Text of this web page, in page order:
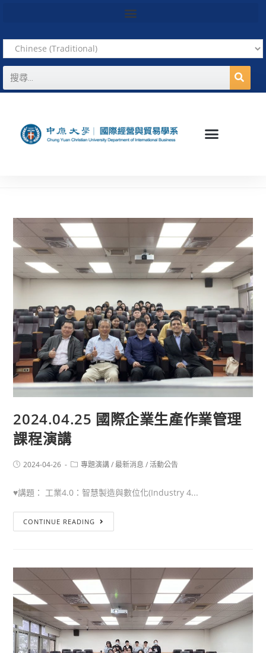
2024.04.25 國際企業生產作業管理
課程演講
2024-04-26 專題演講 / 最新消息 / 活動公告
♥講題： 工業4.0：智慧製造與數位化(Industry 4...
CONTINUE READING